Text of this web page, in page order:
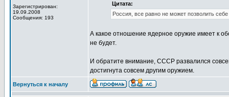
Зарегистрирован:
19.09.2008
Сообщения: 193
Цитата:
Россия, все равно не может позволить
А какое отношение ядерное оружие имеет к
не будет.
И обратите внимание, СССР развалился
достигнута совсем другим оружием.
Вернуться к началу